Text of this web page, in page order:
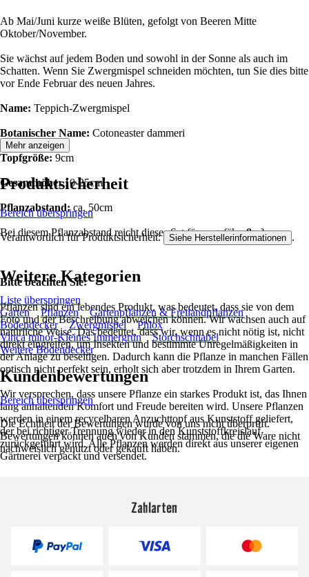
Ab Mai/Juni kurze weiße Blüten, gefolgt von Beeren Mitte
Oktober/November.
Sie wächst auf jedem Boden und sowohl in der Sonne als auch im
Schatten. Wenn Sie Zwergmispel schneiden möchten, tun Sie dies bitte
vor Ende Februar des neuen Jahres.
Name: Teppich-Zwergmispel
Botanischer Name: Cotoneaster dammeri
Topfgröße: 9cm
Gesamthöhe:10-25cm
Pflanzabstand:ca. 50cm
Bei diesem Pflanzabstand reicht dieses Set für ungefähr:8m²
Bitte beachten Sie:
Pflanzen sind ein lebendes Produkt, was bedeutet, dass sie von dem
Foto und der Beschreibung abweichen können. Wir wachsen auch auf
natürliche Weise. Das bedeutet, dass wir, wenn es nicht nötig ist, nicht
direkt eingreifen, um Insekten und bestimmte Unregelmäßigkeiten in
der Anlage zu beseitigen. Dadurch kann die Pflanze in manchen Fällen
optisch nicht perfekt sein, erholt sich aber trotzdem in Ihrem Garten.
Wir versprechen, dass unsere Pflanze ein starkes Produkt ist, das Ihnen
lang anhaltenden Komfort und Freude bereiten wird. Unsere Pflanzen
werden in einem recycelbaren Anzuchttopf aus Kunststoff geliefert,
der bei richtiger Trennung wieder in den Kunststoffkreislauf
zurückgeführt wird. Alle Pflanzen werden direkt aus unserer eigenen
Gärtnerei verpackt und versendet.
Mehr anzeigen
Produktsicherheit
Bereich überspringen
Verantwortlich für Produktsicherheit: Siehe Herstellerinformationen .
Weitere Kategorien
Liste überspringen
Garten
Pflanzen
Gartenpflanzen & Freilandpflanzen
Bodendecker
Zwergmispel
Phlox
Vinca minor-Kleines Immergrün
Storchschnabel
Weitere Bodendecker
Kundenbewertungen
Bereich überspringen
Die Echtheit der Bewertungen wurde von uns nicht überprüft.
Bewertungen können auch von Kunden stammen, die die Ware nicht
nachweislich genutzt oder gekauft haben.
Zahlarten